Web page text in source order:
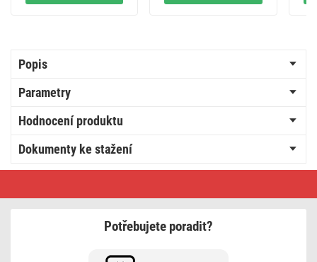
Popis
Parametry
Hodnocení produktu
Dokumenty ke stažení
střídavý
Potřebujete poradit?